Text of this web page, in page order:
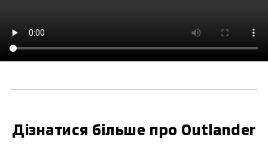
Дізнатися більше про Outlander